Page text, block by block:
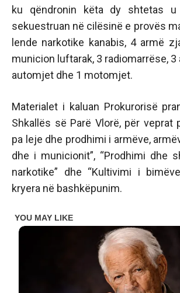
ku qëndronin këta dy shtetas
sekuestruan në cilësinë e provës
lende narkotike kanabis, 4 armë
municion luftarak, 3 radiomarrëse, 3
automjet dhe 1 motomjet.
Materialet i kaluan Prokurorisë
Shkallës së Parë Vlorë, për veprat
pa leje dhe prodhimi i armëve,
dhe i municionit”, “Prodhimi dhe
narkotike” dhe “Kultivimi i
kryera në bashkëpunim.